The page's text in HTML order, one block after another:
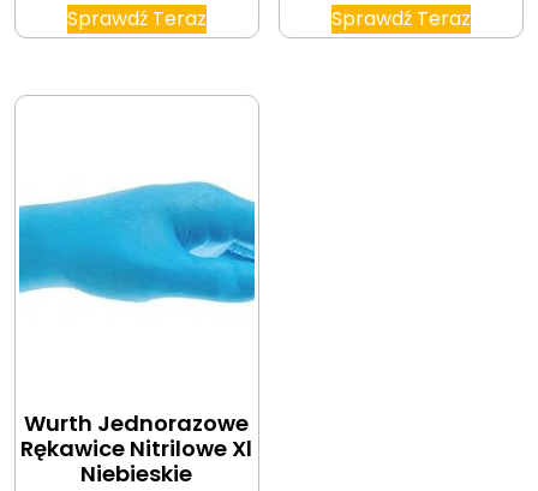
Sprawdź Teraz Sprawdź Teraz
Wurth Jednorazowe
Rękawice Nitrilowe Xl
Niebieskie